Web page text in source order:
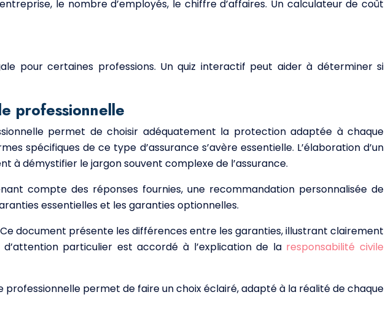
le nombre d’employés, le chiffre d’affaires. Un calculateur de coût
pour certaines professions. Un quiz interactif peut aider à déterminer si
professionnelle
permet de choisir adéquatement la protection adaptée à chaque
spécifiques de ce type d’assurance s’avère essentielle. L’élaboration d’un
démystifier le jargon souvent complexe de l’assurance.
compte des réponses fournies, une recommandation personnalisée de
essentielles et les garanties optionnelles.
document présente les différences entre les garanties, illustrant clairement
particulier est accordé à l’explication de la responsabilité civile
permet de faire un choix éclairé, adapté à la réalité de chaque